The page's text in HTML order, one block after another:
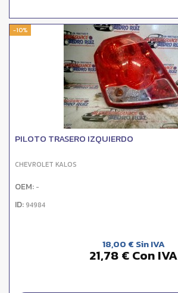
-10%
PILOTO TRASERO IZQUIERDO
CHEVROLET KALOS
OEM: -
ID: 94984
18,00 € Sin IVA
21,78 € Con IVA